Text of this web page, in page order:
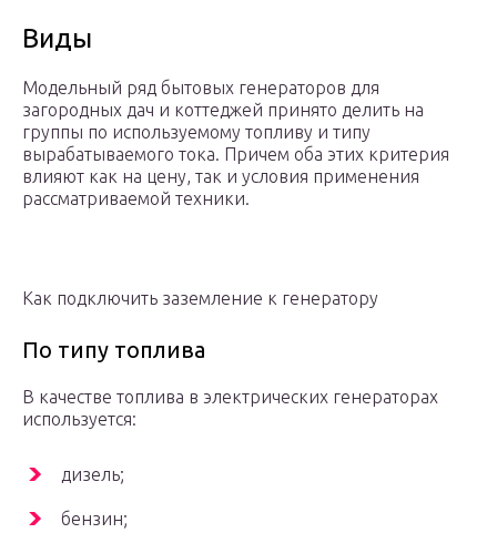
Виды
Модельный ряд бытовых генераторов для
загородных дач и коттеджей принято делить на
группы по используемому топливу и типу
вырабатываемого тока. Причем оба этих критерия
влияют как на цену, так и условия применения
рассматриваемой техники.
Как подключить заземление к генератору
По типу топлива
В качестве топлива в электрических генераторах
используется:
дизель;
бензин;